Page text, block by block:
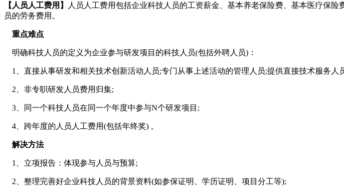
【人员人工费用】
人员人工费用包括企业科技人员的工资薪金、基本养老保险费、基本医疗保
员的劳务费用。
重点难点
明确科技人员的定义为企业参与研发项目的科技人员(包括外聘人员)：
1、直接从事研发和相关技术创新活动人员;专门从事上述活动的管理人员;提供直接技术服务人
2、非专职研发人员费用归集;
3、同一个科技人员在同一个年度中参与N个研发项目;
4、跨年度的人员人工费用(包括年终奖) 。
解决方法
1、立项报告：体现参与人员与预算;
2、整理完善好企业科技人员的背景资料(如参保证明、学历证明、项目分工等);